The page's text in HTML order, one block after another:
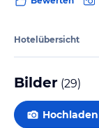
Hotelübersicht
Bilder (29)
Hochladen